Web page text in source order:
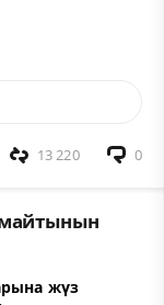
0
13 220
жүз